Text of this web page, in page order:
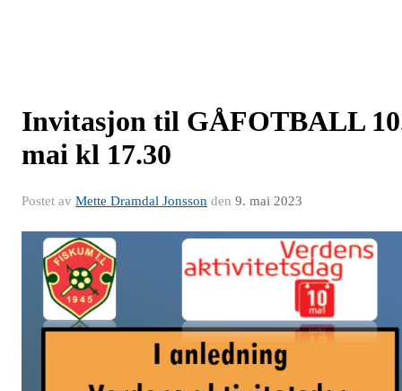
Invitasjon til GÅFOTBALL
mai kl 17.30
Postet av Mette Dramdal Jonsson den 9. mai 2023